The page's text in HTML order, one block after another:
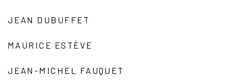
JEAN DUBUFFET
MAURICE ESTÈVE
JEAN-MICHEL FAUQUET